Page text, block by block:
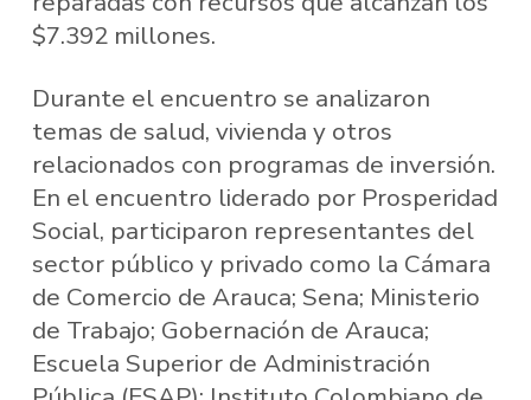
$7.392 millones.
Durante el encuentro se analizaron
temas de salud, vivienda y otros
relacionados con programas de inversión.
En el encuentro liderado por Prosperidad
Social, participaron representantes del
sector público y privado como la Cámara
de Comercio de Arauca; Sena; Ministerio
de Trabajo; Gobernación de Arauca;
Escuela Superior de Administración